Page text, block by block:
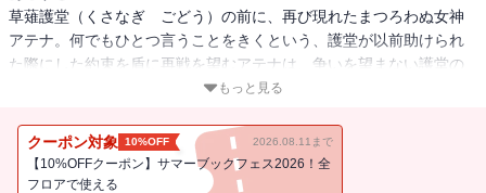
草薙護堂（くさなぎ ごどう）の前に、再び現れたまつろわぬ女神
アテナ。何でもひとつ言うことをきくという、護堂が以前助けられ
た際にした約束を盾に再戦を望むアテナは、争いを望まない護堂の
拒否を認めず、祐理やリリアナを石化し、人質にするという強行的
し迫られた理由があり…！？
もっと見る
クーポン対象 10%OFF 2026.08.11まで
【10%OFFクーポン】サマーブックフェス2026！全
フロアで使える